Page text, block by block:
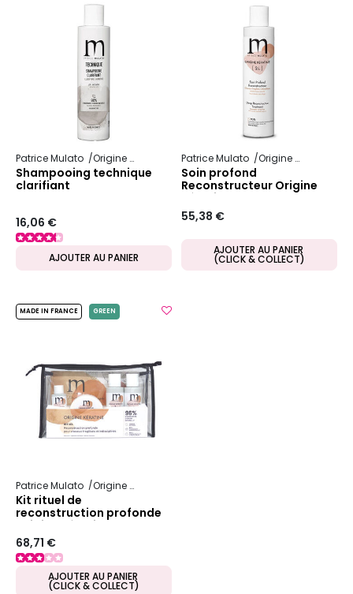
Patrice Mulato Origine Keratine
Shampooing technique
clarifiant
16,06 €
AJOUTER AU PANIER
Patrice Mulato Origine Keratine
Soin profond
Reconstructeur Origine
Kératine
55,38 €
AJOUTER AU PANIER
(CLICK & COLLECT)
MADE IN FRANCE GREEN
Patrice Mulato Origine Keratine
Kit rituel de
reconstruction profonde
Origine Kératine
68,71 €
AJOUTER AU PANIER
(CLICK & COLLECT)